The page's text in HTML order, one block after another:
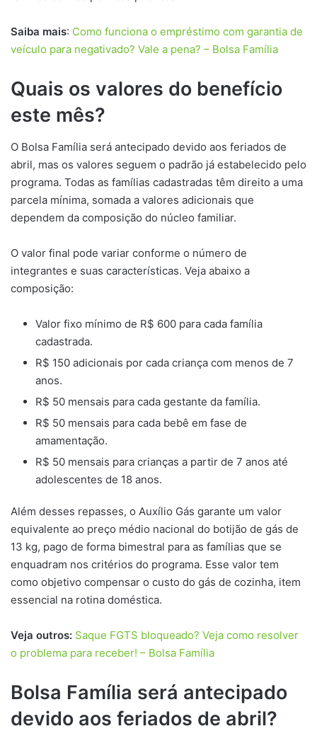
Saiba mais: Como funciona o empréstimo com garantia de
veículo para negativado? Vale a pena? – Bolsa Família
Quais os valores do benefício
este mês?
O Bolsa Família será antecipado devido aos feriados de
abril, mas os valores seguem o padrão já estabelecido pelo
programa. Todas as famílias cadastradas têm direito a uma
parcela mínima, somada a valores adicionais que
dependem da composição do núcleo familiar.
O valor final pode variar conforme o número de
integrantes e suas características. Veja abaixo a
composição:
Valor fixo mínimo de R$ 600 para cada família
cadastrada.
R$ 150 adicionais por cada criança com menos de 7
anos.
R$ 50 mensais para cada gestante da família.
R$ 50 mensais para cada bebê em fase de
amamentação.
R$ 50 mensais para crianças a partir de 7 anos até
adolescentes de 18 anos.
Além desses repasses, o Auxílio Gás garante um valor
equivalente ao preço médio nacional do botijão de gás de
13 kg, pago de forma bimestral para as famílias que se
enquadram nos critérios do programa. Esse valor tem
como objetivo compensar o custo do gás de cozinha, item
essencial na rotina doméstica.
Veja outros: Saque FGTS bloqueado? Veja como resolver
o problema para receber! – Bolsa Família
Bolsa Família será antecipado
devido aos feriados de abril?